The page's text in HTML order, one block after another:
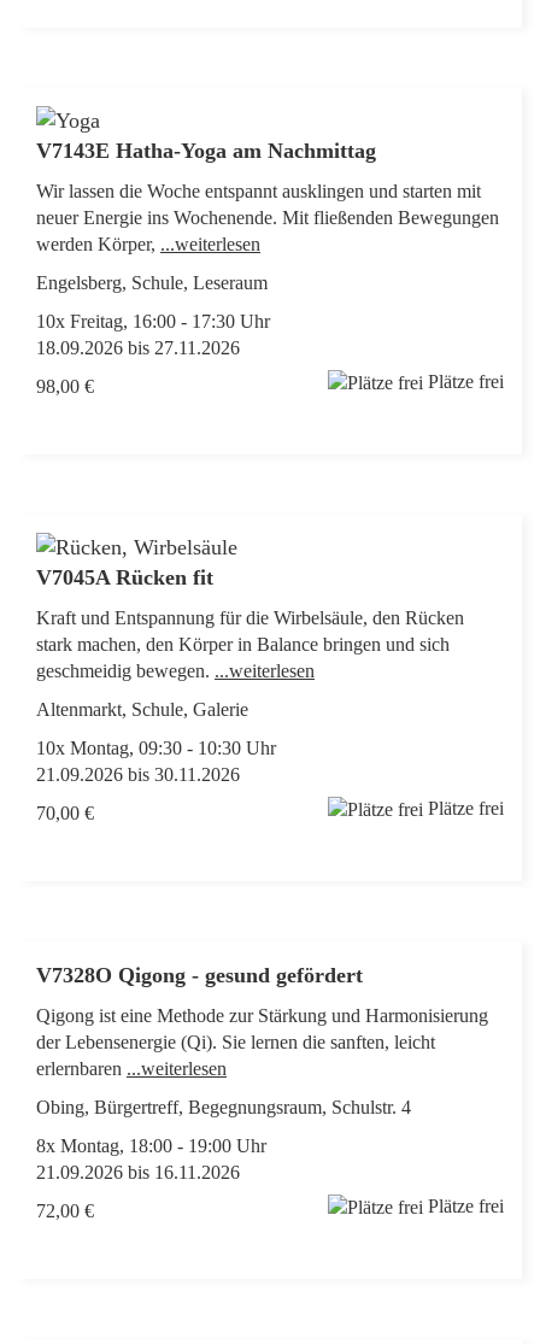
V7143E Hatha-Yoga am Nachmittag
Wir lassen die Woche entspannt ausklingen und starten mit
neuer Energie ins Wochenende. Mit fließenden Bewegungen
werden Körper, ...weiterlesen
Engelsberg, Schule, Leseraum
10x Freitag, 16:00 - 17:30 Uhr
18.09.2026 bis 27.11.2026
98,00 €
Plätze frei
V7045A Rücken fit
Kraft und Entspannung für die Wirbelsäule, den Rücken
stark machen, den Körper in Balance bringen und sich
geschmeidig bewegen. ...weiterlesen
Altenmarkt, Schule, Galerie
10x Montag, 09:30 - 10:30 Uhr
21.09.2026 bis 30.11.2026
70,00 €
Plätze frei
V7328O Qigong - gesund gefördert
Qigong ist eine Methode zur Stärkung und Harmonisierung
der Lebensenergie (Qi). Sie lernen die sanften, leicht
erlernbaren ...weiterlesen
Obing, Bürgertreff, Begegnungsraum, Schulstr. 4
8x Montag, 18:00 - 19:00 Uhr
21.09.2026 bis 16.11.2026
72,00 €
Plätze frei